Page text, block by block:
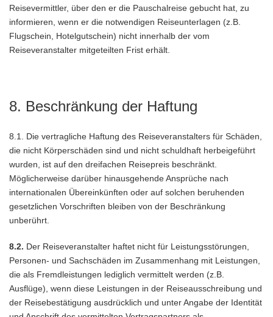
Reisevermittler, über den er die Pauschalreise gebucht hat, zu
informieren, wenn er die notwendigen Reiseunterlagen (z.B.
Flugschein, Hotelgutschein) nicht innerhalb der vom
Reiseveranstalter mitgeteilten Frist erhält.
8. Beschränkung der Haftung
8.1. Die vertragliche Haftung des Reiseveranstalters für Schäden,
die nicht Körperschäden sind und nicht schuldhaft herbeigeführt
wurden, ist auf den dreifachen Reisepreis beschränkt.
Möglicherweise darüber hinausgehende Ansprüche nach
internationalen Übereinkünften oder auf solchen beruhenden
gesetzlichen Vorschriften bleiben von der Beschränkung
unberührt.
8.2. Der Reiseveranstalter haftet nicht für Leistungsstörungen,
Personen- und Sachschäden im Zusammenhang mit Leistungen,
die als Fremdleistungen lediglich vermittelt werden (z.B.
Ausflüge), wenn diese Leistungen in der Reiseausschreibung und
der Reisebestätigung ausdrücklich und unter Angabe der Identität